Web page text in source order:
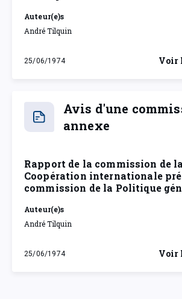
Auteur(e)s
André Tilquin
25/06/1974
mardi 25 juin 1974
Voir
Avis d'une
annexe
Rapport de la commission de la
Coopération internationale
commission de la Politique
Auteur(e)s
André Tilquin
25/06/1974
mardi 25 juin 1974
Voir